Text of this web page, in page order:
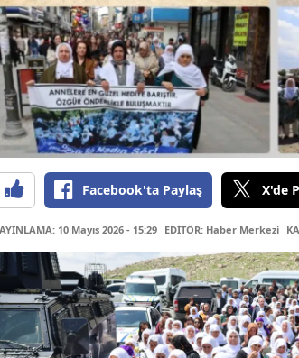
Facebook'ta Paylaş X'de
10 Mayıs 2026 - 15:29 EDİTÖR: Haber Merkezi